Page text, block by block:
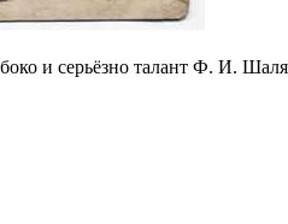
и серьёзно талант Ф. И.